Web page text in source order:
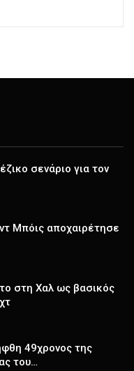
σενάριο για τον
Μπόις αποχαιρέτησε
στη Χαλ ως βασικός
49χρονος της
του…